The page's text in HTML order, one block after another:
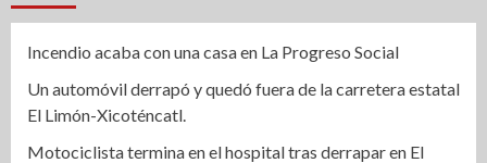
Incendio acaba con una casa en La Progreso Social
Un automóvil derrapó y quedó fuera de la carretera estatal
El Limón-Xicoténcatl.
Motociclista termina en el hospital tras derrapar en El